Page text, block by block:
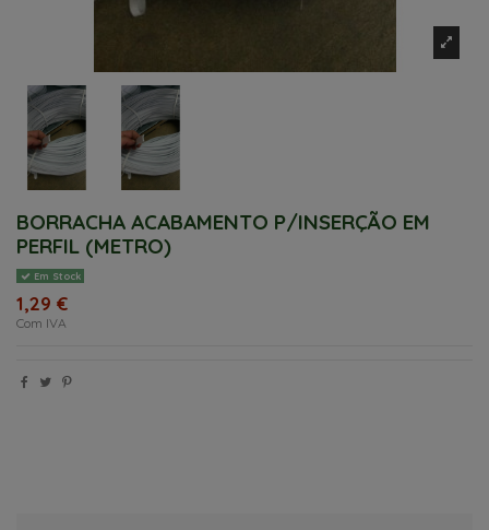
BORRACHA ACABAMENTO P/INSERÇÃO EM
PERFIL (METRO)
Em Stock
1,29 €
Com IVA